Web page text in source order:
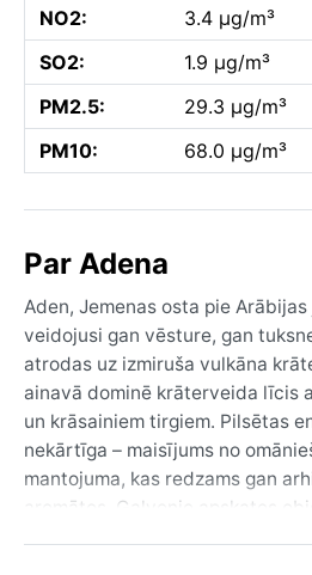
NO2:
3.4 µg/m³
SO2:
1.9 µg/m³
PM2.5:
29.3 µg/m³
PM10:
68.0 µg/m³
Par Adena
Aden, Jemenas osta pie
veidojusi gan vēsture, gan
atrodas uz izmiruša vulkāna
ainavā dominē krāterveida līcis
un krāsainiem tirgiem. Pilsētas
nekārtīga – maisījums no
mantojuma, kas redzams gan
aromātos. Galvenie apskates